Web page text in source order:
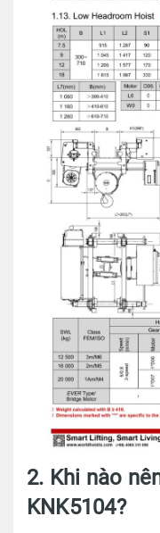
2. Khi nào
KNK5104?